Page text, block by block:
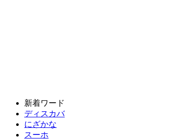
新着ワード
ディスカバ
にざかな
スーホ